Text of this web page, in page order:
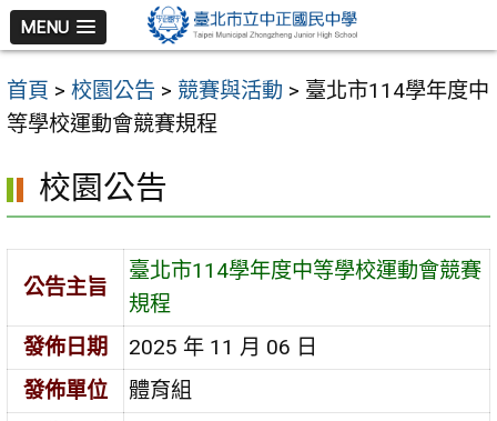
跳
至
主
要
容
區
MENU
首頁 > 校園公告 > 競賽與活動 > 臺北市114學年度中
等學校運動會競賽規程
校園公告
公告主旨
臺北市114學年度中等學校運動會競賽
規程
發佈日期
2025 年 11 月 06 日
發佈單位
體育組